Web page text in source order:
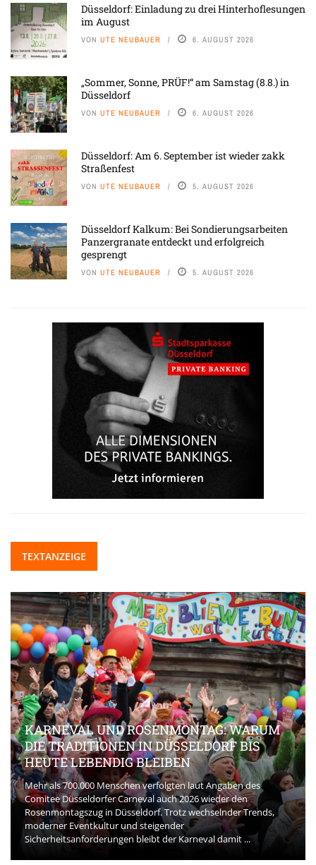
Düsseldorf: Einladung zu drei Hinterhoflesungen
im August
VON UTE NEUBAUER 6. AUGUST 2026
„Sommer, Sonne, PRÜF!“ am Samstag (8.8.) in
Düsseldorf
VON UTE NEUBAUER 6. AUGUST 2026
Düsseldorf: Am 6. September ist wieder zakk
Straßenfest
VON UTE NEUBAUER 5. AUGUST 2026
Düsseldorf Kalkum: Bei Sondierungsarbeiten
Panzergranate entdeckt und erfolgreich
gesprengt
VON UTE NEUBAUER 5. AUGUST 2026
TEXTANZEIGE
KARNEVAL UND ROSENMONTAG: WARUM
DIE TRADITIONEN IN DÜSSELDORF BIS
HEUTE LEBENDIG BLEIBEN
Mehr als 700.000 Menschen verfolgten laut Angaben des
Comitee Düsseldorfer Carneval auch 2026 wieder den
Rosenmontagszug in Düsseldorf. Trotz wechselnder Trends,
moderner Eventkultur und steigender
Sicherheitsanforderungen bleibt der Karneval damit ...